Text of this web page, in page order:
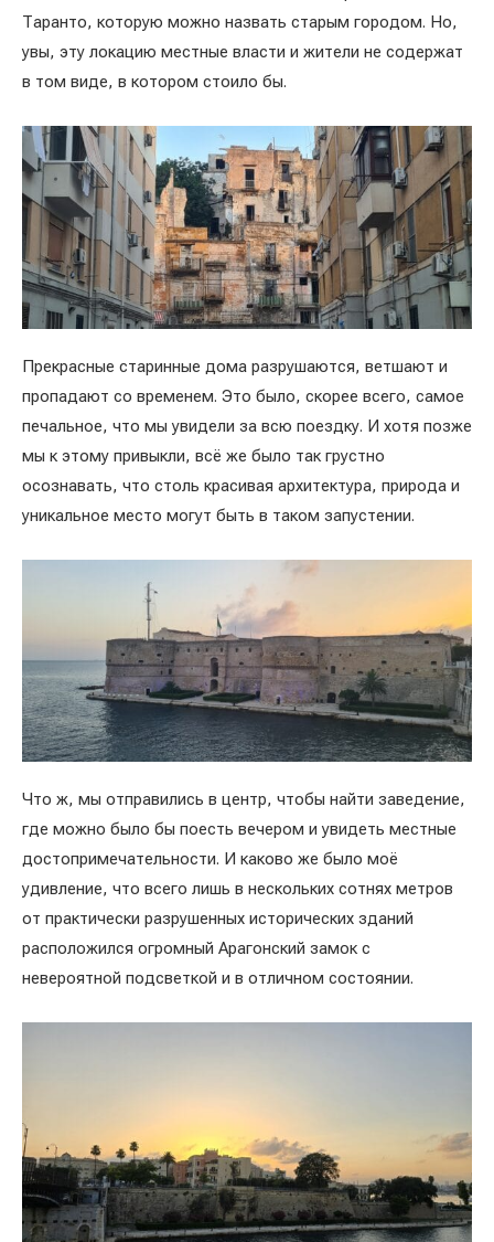
Таранто, которую можно назвать старым городом. Но,
увы, эту локацию местные власти и жители не содержат
в том виде, в котором стоило бы.
Прекрасные старинные дома разрушаются, ветшают и
пропадают со временем. Это было, скорее всего, самое
печальное, что мы увидели за всю поездку. И хотя позже
мы к этому привыкли, всё же было так грустно
осознавать, что столь красивая архитектура, природа и
уникальное место могут быть в таком запустении.
Что ж, мы отправились в центр, чтобы найти заведение,
где можно было бы поесть вечером и увидеть местные
достопримечательности. И каково же было моё
удивление, что всего лишь в нескольких сотнях метров
от практически разрушенных исторических зданий
расположился огромный Арагонский замок с
невероятной подсветкой и в отличном состоянии.